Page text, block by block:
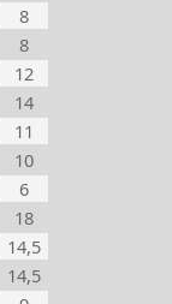
8
8
12
14
11
10
6
18
14,5
14,5